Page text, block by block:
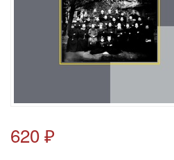
620 ₽